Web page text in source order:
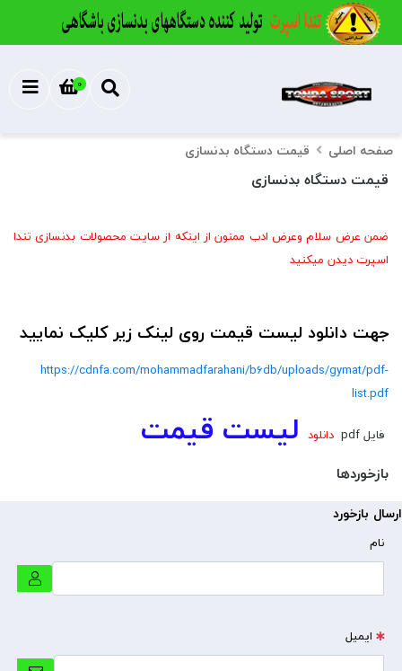
صفحه اصلی قیمت دستگاه بدنسازی
قیمت دستگاه بدنسازی
ضمن عرض سلام وعرض ادب ممنون از اینکه از سایت محصولات بدنسازی تندا
اسپرت دیدن میکنید
جهت دانلود لیست قیمت روی لینک زیر کلیک نمایید
https://cdnfa.com/mohammadfarahani/b6db/uploads/gymat/pdf-
list.pdf
فایل pdf دانلود لیست قیمت
بازخوردها
ارسال بازخورد
نام
ایمیل
0